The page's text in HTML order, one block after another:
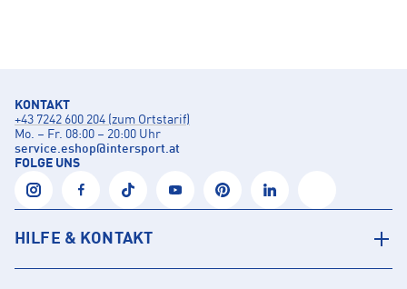
KONTAKT
+43 7242 600 204 (zum Ortstarif)
Mo. – Fr. 08:00 – 20:00 Uhr
service.eshop@intersport.at
FOLGE UNS
HILFE & KONTAKT